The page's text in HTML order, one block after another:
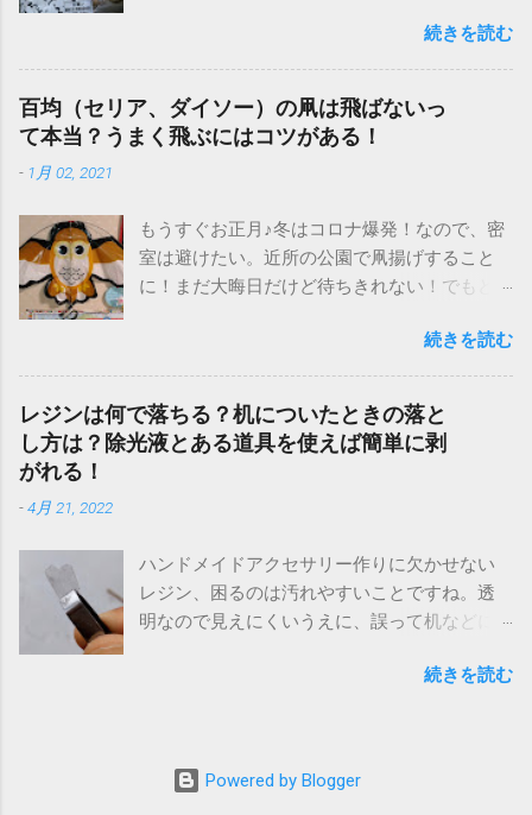
く優雅で可憐な響きがあり、ぜひ食べたいと
思い、知人にお願いしました。そのお味は？
一口香を食べた感想や、美味しい食べ方をご
紹介します！ 長崎名物「一口香」は安いけど
まずい？美味しい食べ方は？ なんの変哲もな
さはありません。 一口香は、安いしかわい
い。手のひらサイズ え？これは饅頭にしては
硬いし、大丈夫かなあ？味を想像して不安に
言えない歯ごたえで、固いのかぐにゃぐにゃ
なのか、中途半端な噛み心地。 カリッ、サク
ッとしたせんべいのような歯ざわりを期待し
ていたので、少し残念。 汁粉入りのモナカの
すが、その奥には甘い餡が入ってるのだろう
と期待してました。しかし、、 一口香の中身
は空洞？！ 見て驚き！！なんと、中身は立派
な空洞ではありませんか？！ これには、私も
頭のような形なのか？！ この味なら平べった
続きを読む
百均（セリア、ダイソー）の凧は飛ばないっ
て本当？うまく飛ぶにはコツがある！
- 1月 02, 2021
もうすぐお正月♪冬はコロナ爆発！なので、密
室は避けたい。近所の公園で凧揚げすること
に！まだ大晦日だけど待ちきれない！でもど
場ですぐ、かつ安いのがいいとなれば、やっ
ぱり百均！100円ショップですね！しかし売っ
てるの？はい、ちゃんと買えます！ありまし
た！年に一度しか使わない玩具だし、安いほ
うがいいですよね(^^) 百均（セリア、ダイソ
ンテリア化しとるけど、普通に飛びます！ 結
論から言うと、私が凧を買ったのは、セリア
です！ 実は、最初はダイソーかな？と思って
るのは、飾り用の 装飾用 カイトだけ。紛らわ
れています。私も危うく買うところだったの
ですが、「装飾用」と書かれているので注意
続きを読む
レジンは何で落ちる？机についたときの落と
し方は？除光液とある道具を使えば簡単に剥
がれる！
-4月 21, 2022
ハンドメイドアクセサリー作りに欠かせない
レジン、困るのは汚れやすいことですね。透
明なので見えにくいうえに、誤って机などに
まいます。 私自身、レジンのハンドメイドは
話ですが、日光が当たるので、レースのカー
テンを開閉しながら、すぐに固まるのを楽し
続きを読む
Powered by Blogger